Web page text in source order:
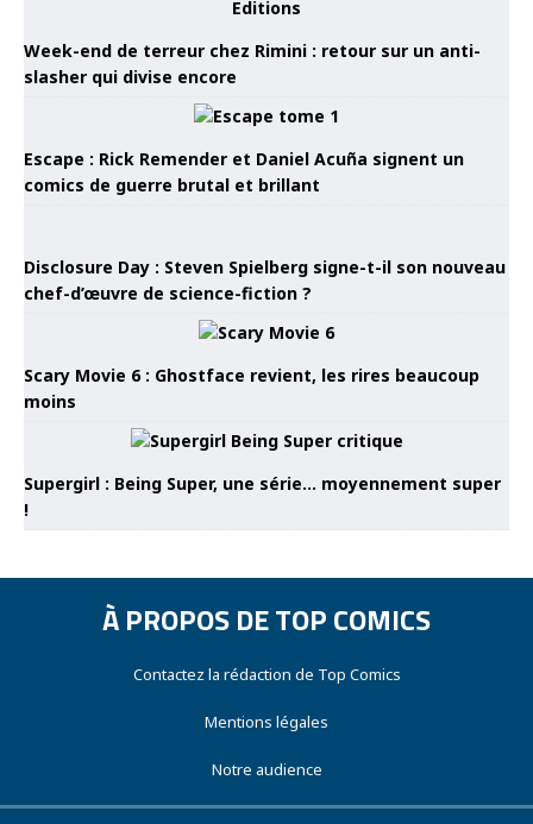
Week-end de terreur chez Rimini : retour sur un anti-
slasher qui divise encore
Escape : Rick Remender et Daniel Acuña signent un
comics de guerre brutal et brillant
Disclosure Day : Steven Spielberg signe-t-il son nouveau
chef-d’œuvre de science-fiction ?
Scary Movie 6 : Ghostface revient, les rires beaucoup
moins
Supergirl : Being Super, une série… moyennement super
!
À PROPOS DE TOP COMICS
Contactez la rédaction de Top Comics
Mentions légales
Notre audience